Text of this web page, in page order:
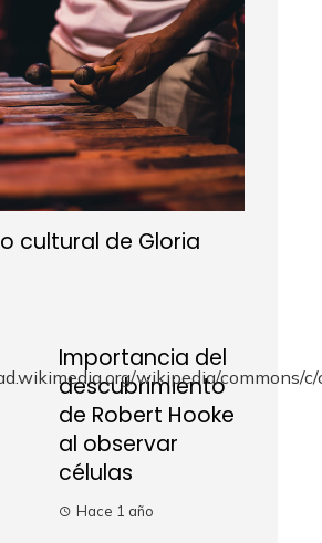
cultural de Gloria
Importancia del
descubrimiento
de Robert Hooke
al observar
células
Hace 1 año